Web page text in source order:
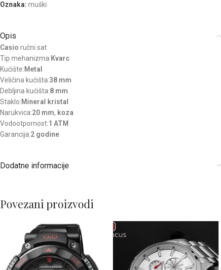
Oznaka: muški
Opis
Casio ručni sat
Tip mehanizma:Kvarc
Kućište:Metal
Veličina kućišta:38 mm
Debljina kućišta:8 mm
Staklo:Mineral kristal
Narukvica:20 mm, koza
Vodootpornost:1 ATM
Garancija:2 godine
Dodatne informacije
Povezani proizvodi